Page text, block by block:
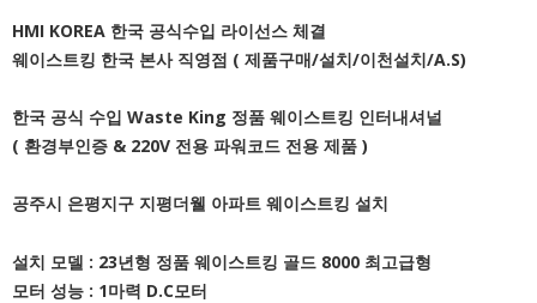
HMI KOREA 한국 공식수입 라이선스 체결
웨이스트킹 한국 본사 직영점 ( 제품구매/설치/이천설치/A.S)
한국 공식 수입 Waste King 정품 웨이스트킹 인터내셔널
( 환경부인증 & 220V 전용 파워코드 전용 제품 )
공주시 은평지구 지평더웰 아파트 웨이스트킹 설치
설치 모델 : 23년형 정품 웨이스트킹 골드 8000 최고급형
모터 성능 : 1마력 D.C모터